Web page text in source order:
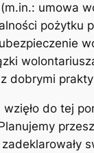
umowa
pożytku
dobrymi
do tej